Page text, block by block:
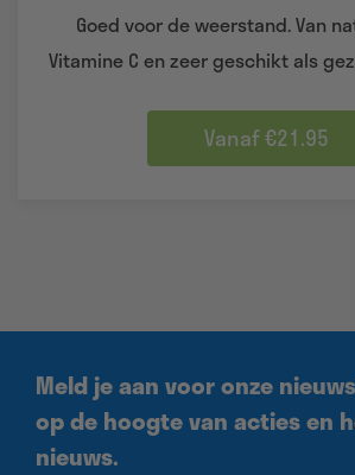
Goed voor de weerstand. Van
Vitamine C en zeer geschikt als
Vanaf €21.95
Meld je aan voor onze
op de hoogte van acties en
nieuws.